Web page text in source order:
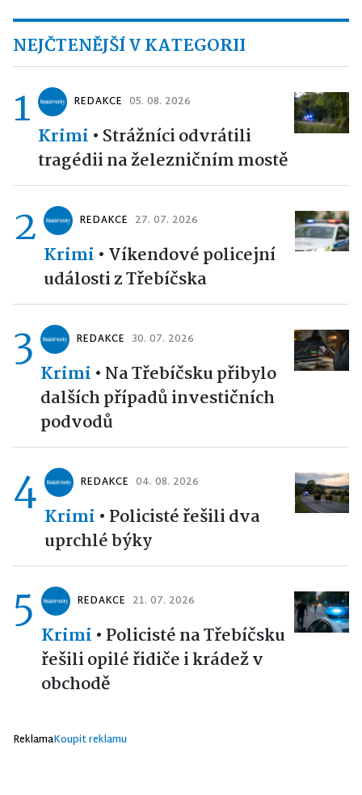
NEJČTENĚJŠÍ V KATEGORII
1 REDAKCE 05. 08. 2026
Krimi • Strážníci odvrátili
tragédii na železničním mostě
2 REDAKCE 27. 07. 2026
Krimi • Víkendové policejní
události z Třebíčska
3 REDAKCE 30. 07. 2026
Krimi • Na Třebíčsku přibylo
dalších případů investičních
podvodů
4 REDAKCE 04. 08. 2026
Krimi • Policisté řešili dva
uprchlé býky
5 REDAKCE 21. 07. 2026
Krimi • Policisté na Třebíčsku
řešili opilé řidiče i krádež v
obchodě
ReklamaKoupit reklamu